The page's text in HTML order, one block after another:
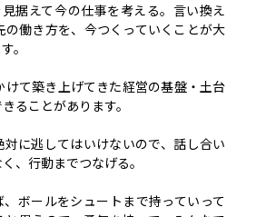
据えて今の仕事を考える。言い換え
の働き方を、今つくっていくことが大
。
けて築き上げてきた経営の基盤・土台
ることがあります。
に逃してはいけないので、話し合い
、行動までつなげる。
ボールをシュートまで持っていって